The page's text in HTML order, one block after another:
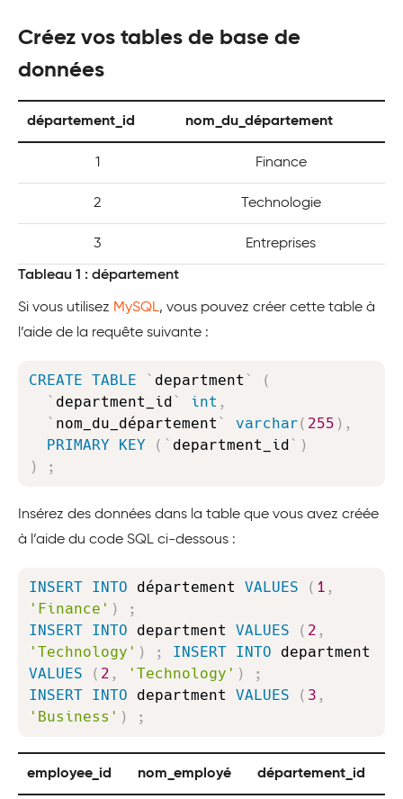
Créez vos tables de base de
données
département_id nom_du_département
1 Finance
2 Technologie
3 Entreprises
Tableau 1 : département
Si vous utilisez MySQL, vous pouvez créer cette table à
l’aide de la requête suivante :
CREATE TABLE ` department `
(
` department_id` int ,
` nom_du_département ` varchar( 255 ) ,
PRIMARY KEY ( ` department_id` )
)
;
Insérez des données dans la table que vous avez créée
à l’aide du code SQL ci-dessous :
INSERT INTO département VALUES ( 1 ,
'Finance' )
;
INSERT INTO department VALUES ( 2 ,
'Technology' ) ; INSERT INTO
VALUES
( 2 , 'Technology' )
;
INSERT INTO department VALUES ( 3 ,
'Business' ) ;
employee_id nom_employé département_id